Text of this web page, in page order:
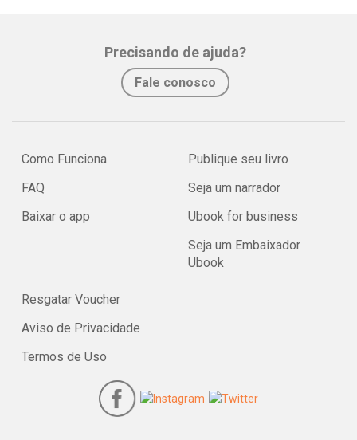
Precisando de ajuda?
Fale conosco
Como Funciona
FAQ
Baixar o app
Publique seu livro
Seja um narrador
Ubook for business
Seja um Embaixador
Ubook
Resgatar Voucher
Aviso de Privacidade
Termos de Uso